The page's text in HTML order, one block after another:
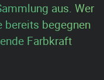
aus. Wer
bereits begegnen
Farbkraft